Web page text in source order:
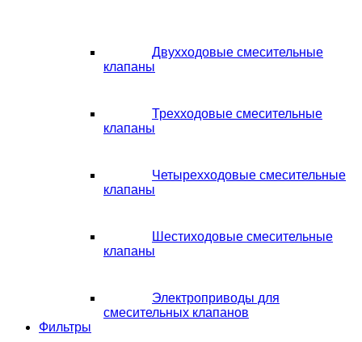
Двухходовые смесительные
клапаны
Трехходовые смесительные
клапаны
Четырехходовые смесительные
клапаны
Шестиходовые смесительные
клапаны
Электроприводы для
смесительных клапанов
Фильтры